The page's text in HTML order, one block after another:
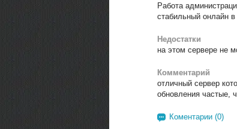
Работа
стабильный онлайн
Недостатки
на этом сервере не
Комментарий
отличный сервер
обновления частые,
Коментарии (0)